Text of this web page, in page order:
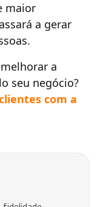
maior
a gerar
a
seu negócio?
com a